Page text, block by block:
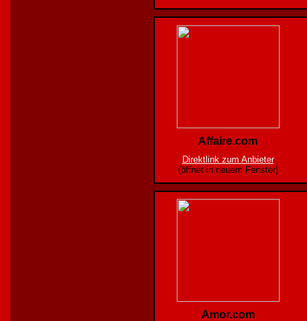
Affaire.com
Direktlink zum Anbieter
(öffnet in neuem Fenster)
Amor.com